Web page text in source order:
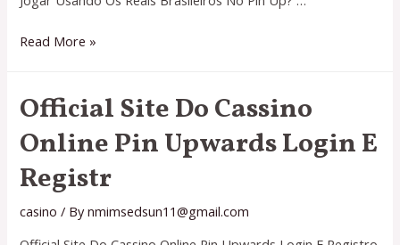
Official
Cassino
Online
Pin
Login
Read More »
Official Site Do Cassino
Online Pin Upwards Login E
Registr
casino / Bynmimsedsun11@gmail.com